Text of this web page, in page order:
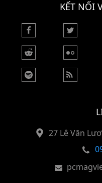
KẾT NỐI
27 Lê Văn